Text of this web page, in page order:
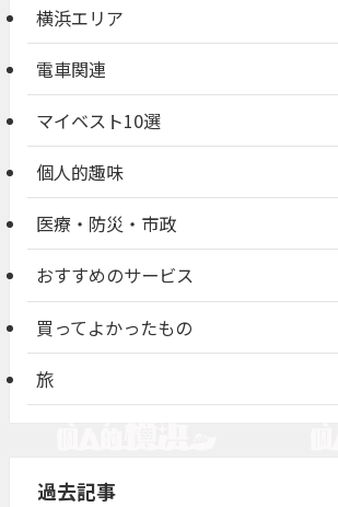
横浜エリア
電車関連
マイベスト10選
個人的趣味
医療・防災・市政
おすすめのサービス
買ってよかったもの
旅
過去記事